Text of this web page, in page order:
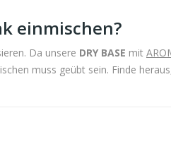
einmischen?
Da unsere DRY BASE mit
muss geübt sein. Finde